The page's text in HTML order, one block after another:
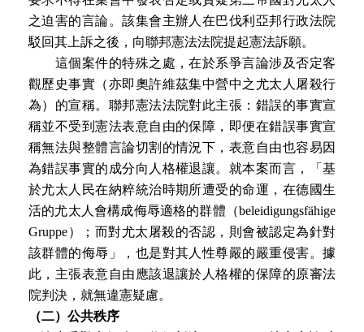
之迫害的言論。該集會主辦人在巴伐利亞邦行政法院
駁回其上訴之後，向聯邦憲法法院提起憲法訴願。
這個案件的特殊之處，在於系爭言論涉及否定客
觀歷史事實（亦即奧許維茲集中營中之尤太人屠殺行
為）的宣稱。聯邦憲法法院對此主張：錯誤的事實宣
稱並不受到憲法表意自由的保障，即便在錯誤事實宣
稱無法與整體言論切割的情況下，表意自由也容易因
為錯誤事實的成分向人格權退讓。就本案而言，「基
於尤太人民在納粹統治時期所遭受的命運，在德國生
活的尤太人會構成侮辱適格的群體（beleidigungsfähige
Gruppe）；而對尤太屠殺的否認，則會被認定為針對
該群體的侮辱」，也是對其人性尊嚴的嚴重侵害。據
此，主張表意自由應該退讓於人格權的保障的原審法
院判決，就無違憲疑慮。
（二）公共秩序